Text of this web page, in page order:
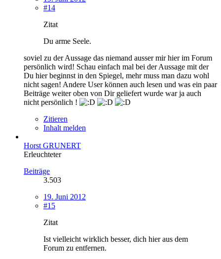
#14
Zitat
Du arme Seele.
soviel zu der Aussage das niemand ausser mir hier im Forum
persönlich wird! Schau einfach mal bei der Aussage mit der
Du hier beginnst in den Spiegel, mehr muss man dazu wohl
nicht sagen! Andere User können auch lesen und was ein paar
Beiträge weiter oben von Dir geliefert wurde war ja auch
nicht persönlich !
Zitieren
Inhalt melden
Horst GRUNERT
Erleuchteter
Beiträge
3.503
19. Juni 2012
#15
Zitat
Ist vielleicht wirklich besser, dich hier aus dem
Forum zu entfernen.